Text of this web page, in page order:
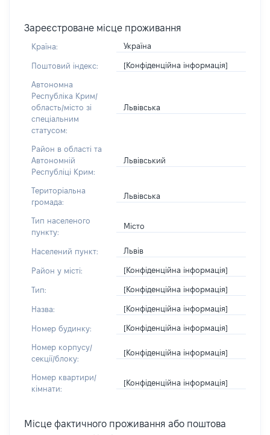
Зареєстроване місце проживання
Країна: Україна
Поштовий індекс: [Конфіденційна інформація]
Автономна
Республіка Крим/
область/місто зі
спеціальним
статусом:
Львівська
Район в області та
Автономній
Республіці Крим:
Львівський
Територіальна
громада:
Львівська
Тип населеного
пункту:
Місто
Населений пункт: Львів
Район у місті: [Конфіденційна інформація]
Тип: [Конфіденційна інформація]
Назва: [Конфіденційна інформація]
Номер будинку: [Конфіденційна інформація]
Номер корпусу/
секції/блоку:
[Конфіденційна інформація]
Номер квартири/
кімнати:
[Конфіденційна інформація]
Місце фактичного проживання або поштова